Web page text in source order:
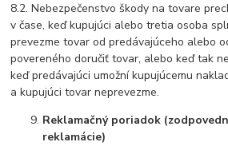
8.2. Nebezpečenstvo škody na tovare
v čase, keď kupujúci alebo tretia osoba
prevezme tovar od predávajúceho alebo
povereného doručiť tovar, alebo keď tak
keď predávajúci umožní kupujúcemu
a kupujúci tovar neprevezme.
Reklamačný poriadok
reklamácie)